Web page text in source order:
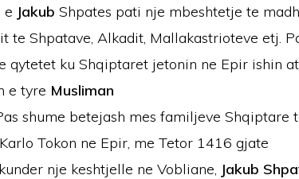
e Jakub Shpates pati nje mbeshtetje te
te Shpatave, Alkadit, Mallakastrioteve etj.
qytetet ku Shqiptaret jetonin ne Epir ishin
e tyre Musliman
shume betejash mes familjeve Shqiptare
Tokon ne Epir, me Tetor 1416 gjate
nje keshtjelle ne Vobliane, Jakub